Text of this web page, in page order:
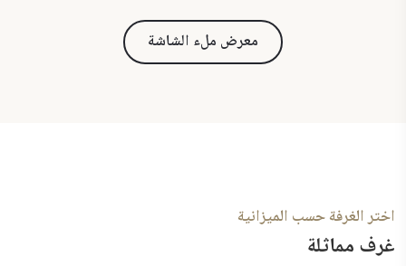
معرض ملء الشاشة
اختر الغرفة حسب الميزانية
غرف مماثلة